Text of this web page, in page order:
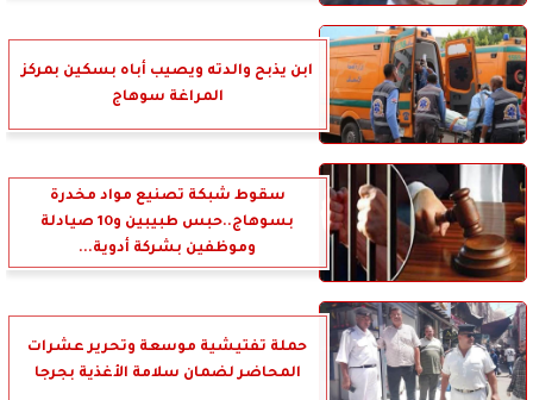
ابن يذبح والدته ويصيب أباه بسكين بمركز
المراغة سوهاج
سقوط شبكة تصنيع مواد مخدرة
بسوهاج..حبس طبيبين و10 صيادلة
وموظفين بشركة أدوية...
حملة تفتيشية موسعة وتحرير عشرات
المحاضر لضمان سلامة الأغذية بجرجا